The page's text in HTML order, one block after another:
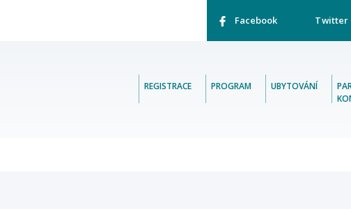
Facebook Twitter
REGISTRACE PROGRAM UBYTOVÁNÍ